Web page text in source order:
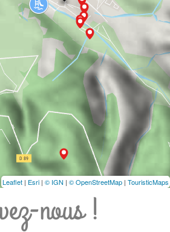
Leaflet | Esri | © IGN | © OpenStreetMap | TouristicMaps
nous !